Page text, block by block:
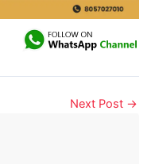
Next Post →